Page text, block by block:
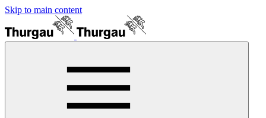
Skip to main content